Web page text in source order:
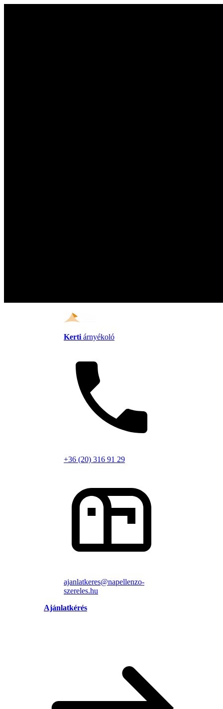
Kerti árnyékoló
+36 (20) 316 91 29
ajanlatkeres@napellenzo-
szereles.hu
Ajánlatkérés